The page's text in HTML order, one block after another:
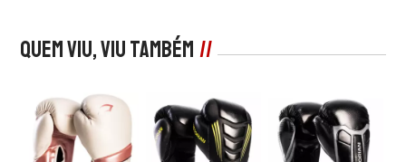
Quem viu, viu também